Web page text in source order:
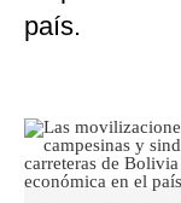
país.